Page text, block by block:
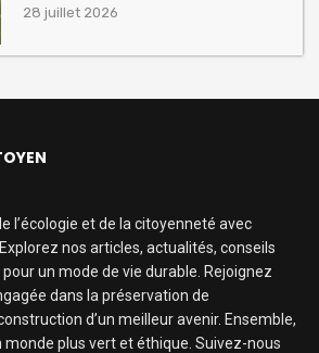
28 juillet 2026
l’écologie et de la citoyenneté avec
nos articles, actualités, conseils
un mode de vie durable. Rejoignez
dans la préservation de
d’un meilleur avenir. Ensemble,
monde plus vert et éthique. Suivez-nous